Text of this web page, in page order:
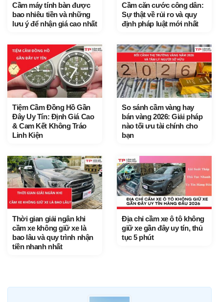
Cầm máy tính bàn được
bao nhiêu tiền và những
lưu ý để nhận giá cao nhất
Cầm căn cước công dân:
Sự thật về rủi ro và quy
định pháp luật mới nhất
Tiệm Cầm Đồng Hồ Gần
Đây Uy Tín: Định Giá Cao
& Cam Kết Không Tráo
Linh Kiện
So sánh cầm vàng hay
bán vàng 2026: Giải pháp
nào tối ưu tài chính cho
bạn
Thời gian giải ngân khi
cầm xe không giữ xe là
bao lâu và quy trình nhận
tiền nhanh nhất
Địa chỉ cầm xe ô tô không
giữ xe gần đây uy tín, thủ
tục 5 phút